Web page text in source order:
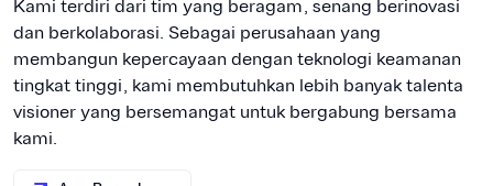
Kami terdiri dari tim yang beragam, senang berinovasi
dan berkolaborasi. Sebagai perusahaan yang
membangun kepercayaan dengan teknologi keamanan
tingkat tinggi, kami membutuhkan lebih banyak talenta
visioner yang bersemangat untuk bergabung bersama
kami.